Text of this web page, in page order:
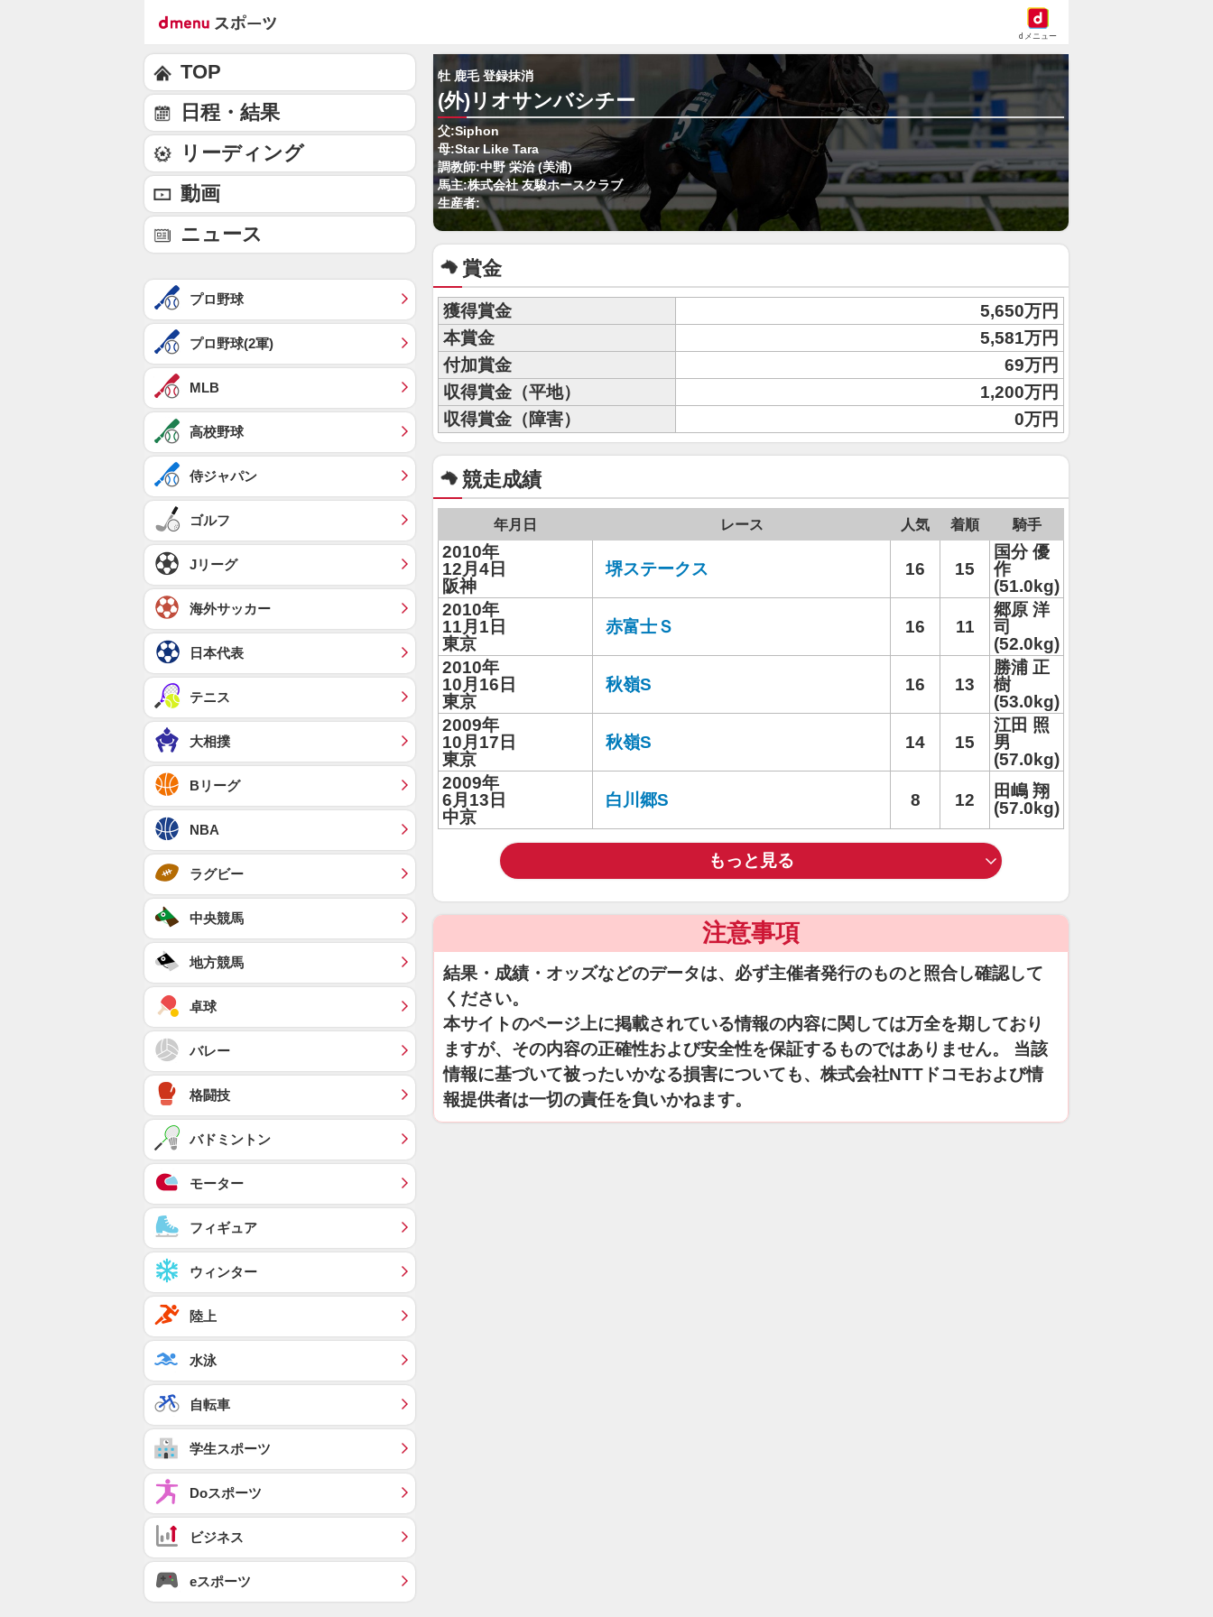
dメニュー
牡 鹿毛 登録抹消
(外)リオサンバシチー
父:Siphon
母:Star Like Tara
調教師:中野 栄治 (美浦)
馬主:株式会社 友駿ホースクラブ
生産者:
賞金
獲得賞金
5,650万円
本賞金
5,581万円
付加賞金
69万円
収得賞金（平地）
1,200万円
収得賞金（障害）
0万円
競走成績
年月日 レース 人気 着順 騎手
2010年
12月4日
阪神
堺ステークス 16 15
国分 優
作
(51.0kg)
2010年
11月1日
東京
赤富士Ｓ 16 11
郷原 洋
司
(52.0kg)
2010年
10月16日
東京
秋嶺S 16 13
勝浦 正
樹
(53.0kg)
2009年
10月17日
東京
秋嶺S 14 15
江田 照
男
(57.0kg)
2009年
6月13日
中京
白川郷S 8 12
田嶋 翔
(57.0kg)
もっと見る
注意事項
結果・成績・オッズなどのデータは、必ず主催者発行のものと照合し確認して
ください。
本サイトのページ上に掲載されている情報の内容に関しては万全を期しており
ますが、その内容の正確性および安全性を保証するものではありません。 当該
情報に基づいて被ったいかなる損害についても、株式会社NTTドコモおよび情
報提供者は一切の責任を負いかねます。
TOP
日程・結果
リーディング
動画
ニュース
プロ野球
プロ野球(2軍)
MLB
高校野球
侍ジャパン
ゴルフ
Jリーグ
海外サッカー
日本代表
テニス
大相撲
Bリーグ
NBA
ラグビー
中央競馬
地方競馬
卓球
バレー
格闘技
バドミントン
モーター
フィギュア
ウィンター
陸上
水泳
自転車
学生スポーツ
Doスポーツ
ビジネス
eスポーツ